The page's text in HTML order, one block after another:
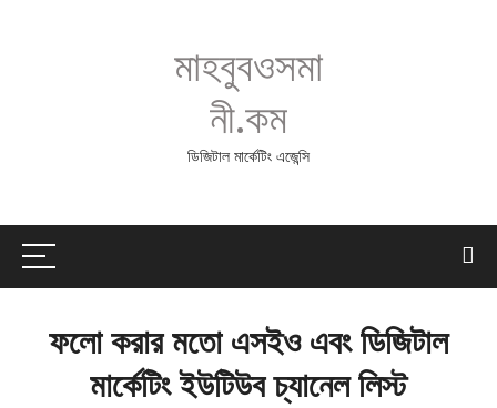
মাহবুবওসমা
নী.কম
ডিজিটাল মার্কেটিং এজেন্সি
ফলো করার মতো এসইও এবং ডিজিটাল
মার্কেটিং ইউটিউব চ্যানেল লিস্ট